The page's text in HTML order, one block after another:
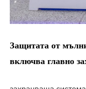
Защитата от
включва главно